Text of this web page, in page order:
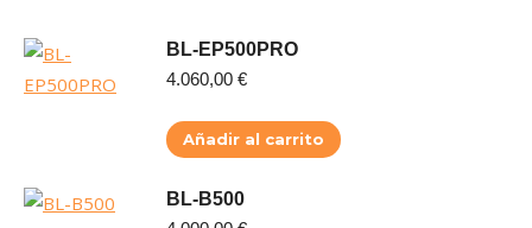
BL-EP500PRO
4.060,00 €
Añadir al carrito
BL-B500